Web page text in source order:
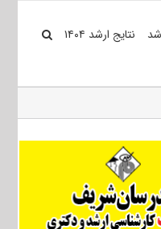
نتایج ارشد ۱۴۰۴